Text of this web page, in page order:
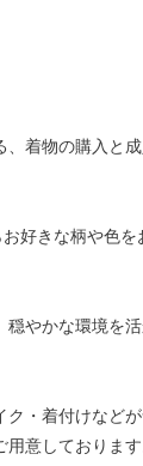
、着物の購入と
好きな柄や色を
穏やかな環境を
ク・着付けなど
意しております